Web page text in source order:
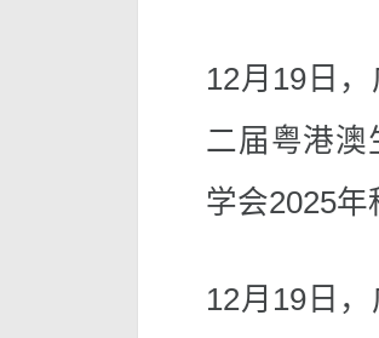
12月19日
二届粤港澳
学会2025
12月19日